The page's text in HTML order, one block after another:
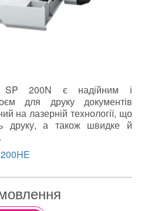
SP 200N є надійним і
для друку документів
на лазерній технології, що
друку, а також швидке й